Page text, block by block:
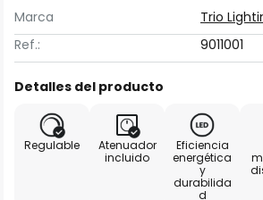
Marca
Trio
Ref.:
9011001
Detalles del producto
Regulable
Atenuador
incluido
Eficiencia
energética
y
durabilida
d